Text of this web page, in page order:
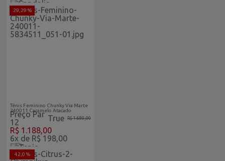
29,29 %
Tênis Feminino Chunky Via Marte
240011 Caramelo Atacado
Preço Par
12
True R$ 1.680,00
R$ 1.188,00
6x de R$ 198,00
42,0 %